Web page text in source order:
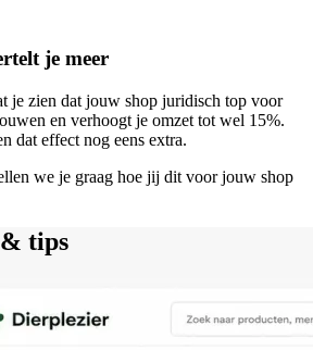
je meer
je zien dat jouw shop juridisch top voor
en verhoogt je omzet tot wel 15%.
dat effect nog eens extra.
we je graag hoe jij dit voor jouw shop
tips